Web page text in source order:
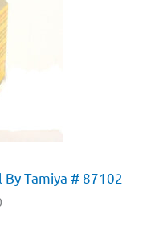
Tamiya # 87102